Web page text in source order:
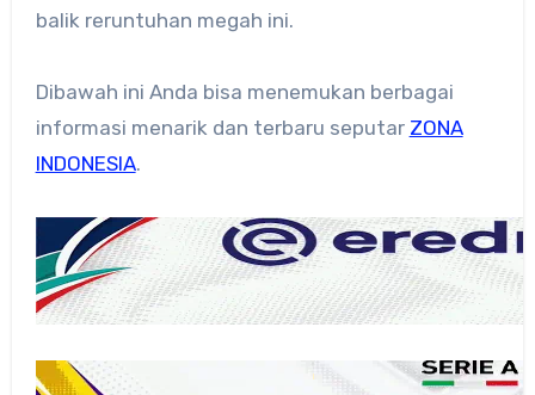
balik reruntuhan megah ini.
Dibawah ini Anda bisa menemukan berbagai
informasi menarik dan terbaru seputar ZONA
INDONESIA.